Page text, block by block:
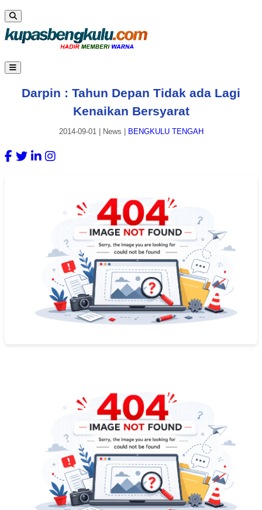
Darpin : Tahun Depan Tidak ada Lagi
Kenaikan Bersyarat
2014-09-01| News BENGKULU TENGAH